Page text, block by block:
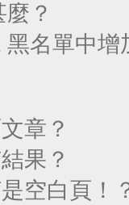
？
名單中增
章？
果？
空白頁！